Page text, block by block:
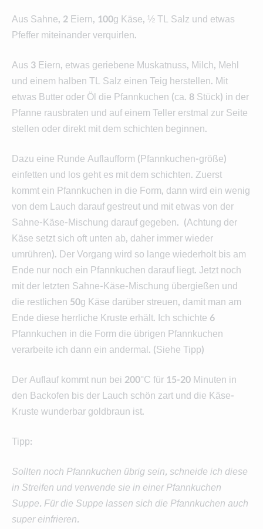
Aus Sahne, 2 Eiern, 100g Käse, ½ TL Salz und etwas
Pfeffer miteinander verquirlen.
Aus 3 Eiern, etwas geriebene Muskatnuss, Milch, Mehl
und einem halben TL Salz einen Teig herstellen. Mit
etwas Butter oder Öl die Pfannkuchen (ca. 8 Stück) in der
Pfanne rausbraten und auf einem Teller erstmal zur Seite
stellen oder direkt mit dem schichten beginnen.
Dazu eine Runde Auflaufform (Pfannkuchen-größe)
einfetten und los geht es mit dem schichten. Zuerst
kommt ein Pfannkuchen in die Form, dann wird ein wenig
von dem Lauch darauf gestreut und mit etwas von der
Sahne-Käse-Mischung darauf gegeben. (Achtung der
Käse setzt sich oft unten ab, daher immer wieder
umrühren). Der Vorgang wird so lange wiederholt bis am
Ende nur noch ein Pfannkuchen darauf liegt. Jetzt noch
mit der letzten Sahne-Käse-Mischung übergießen und
die restlichen 50g Käse darüber streuen, damit man am
Ende diese herrliche Kruste erhält. Ich schichte 6
Pfannkuchen in die Form die übrigen Pfannkuchen
verarbeite ich dann ein andermal. (Siehe Tipp)
Der Auflauf kommt nun bei 200°C für 15-20 Minuten in
den Backofen bis der Lauch schön zart und die Käse-
Kruste wunderbar goldbraun ist.
Tipp:
Sollten noch Pfannkuchen übrig sein, schneide ich diese
in Streifen und verwende sie in einer Pfannkuchen
Suppe. Für die Suppe lassen sich die Pfannkuchen auch
super einfrieren.